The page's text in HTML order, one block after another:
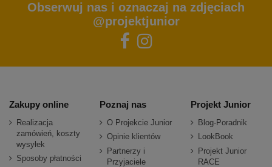
Obserwuj nas i oznaczaj na zdjęciach
@projektjunior
Zakupy online
Realizacja
zamówień, koszty
wysyłek
Sposoby płatności
Poznaj nas
O Projekcie Junior
Opinie klientów
Partnerzy i
Przyjaciele
Projekt Junior
Blog-Poradnik
LookBook
Projekt Junior
RACE